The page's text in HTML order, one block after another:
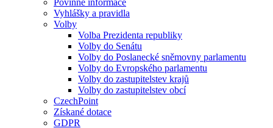
Povinné informace
Vyhlášky a pravidla
Volby
Volba Prezidenta republiky
Volby do Senátu
Volby do Poslanecké sněmovny parlamentu
Volby do Evropského parlamentu
Volby do zastupitelstev krajů
Volby do zastupitelstev obcí
CzechPoint
Získané dotace
GDPR